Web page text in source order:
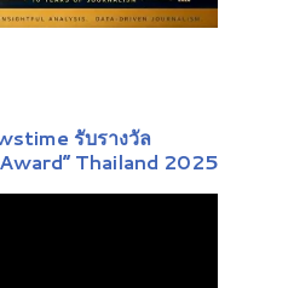
รับรางวัล
Thailand 2025